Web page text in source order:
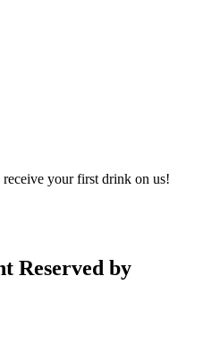
receive your first drink on us!
Reserved by